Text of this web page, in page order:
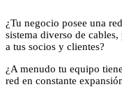
¿Tu negocio posee una
sistema diverso de
a tus socios y clientes?
¿A menudo tu equipo
red en constante